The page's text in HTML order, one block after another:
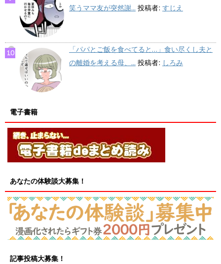
笑うママ友が突然謝... 投稿者: すじえ
「パパとご飯を食べてると…」食い尽くし夫と
の離婚を考える母、... 投稿者: しろみ
電子書籍
あなたの体験談大募集！
記事投稿大募集！